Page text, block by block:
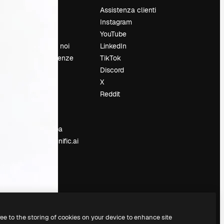
Lavora con noi
Cerca tendenze
Sala stampa
Cerchi magnific.ai
Assistenza clienti
Instagram
YouTube
LinkedIn
TikTok
Discord
X
Reddit
to the storing of cookies on your device to enhance site